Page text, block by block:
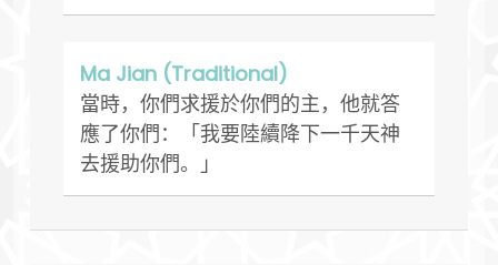
Ma Jian (Traditional)
當時，你們求援於你們的主，他就答
應了你們：「我要陸續降下一千天神
去援助你們。」